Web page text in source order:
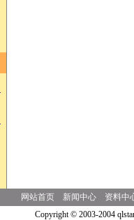
网站首页 新闻中心
资料中
Copyright © 2003-2004